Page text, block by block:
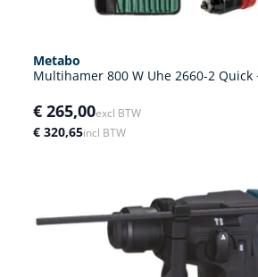
Metabo
Multihamer 800 W Uhe 2660-2 Quick
€ 265,00excl BTW
€ 320,65incl BTW